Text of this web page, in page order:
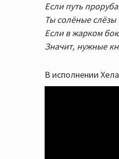
Если путь
Ты солёные слёзы
Если в жарком
Значит, нужные
В исполнении